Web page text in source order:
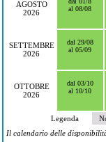
AGOSTO
2026
al 08/08
SETTEMBRE
2026
dal 29/08
al 05/09
OTTOBRE
2026
dal 03/10
al 10/10
Legenda
Il calendario delle